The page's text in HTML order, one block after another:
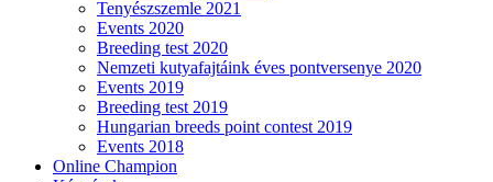
Tenyészszemle 2021
Events 2020
Breeding test 2020
Nemzeti kutyafajtáink éves pontversenye 2020
Events 2019
Breeding test 2019
Hungarian breeds point contest 2019
Events 2018
Online Champion